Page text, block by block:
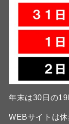
年末は30日の19
WEBサイトは